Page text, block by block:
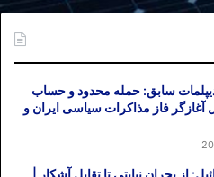
سابق: حمله محدود و حساب
آغازگر فاز مذاکرات سیاسی ایران و
از بحران نیابتی تا تقابل آشکار |